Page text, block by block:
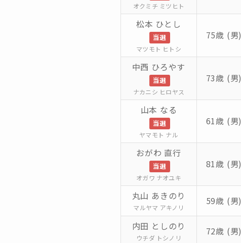
オクミチ ミツヒト
松本 ひとし
当選
マツモト ヒトシ
75歳 (男)
中西 ひろやす
当選
ナカニシ ヒロヤス
73歳 (男)
山本 なる
当選
ヤマモト ナル
61歳 (男)
おがわ 直行
当選
オガワ ナオユキ
81歳 (男)
丸山 あきのり
マルヤマ アキノリ
59歳 (男)
内田 としのり
ウチダ トシノリ
72歳 (男)